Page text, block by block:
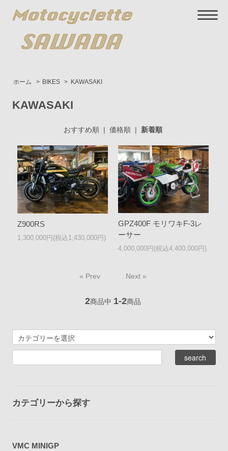
ホーム > BIKES > KAWASAKI
KAWASAKI
おすすめ順| 価格順| 新着順
Z900RS
1,300,000円(税込1,430,000円)
GPZ400F モリワキF-3レ
ーサー
4,000,000円(税込4,400,000円)
« Prev Next »
2商品中 1-2商品
カテゴリーから探す
VMC MINIGP